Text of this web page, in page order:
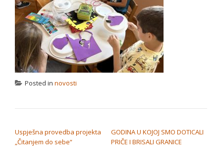
Posted in novosti
Uspješna provedba projekta
„Čitanjem do sebe“
GODINA U KOJOJ SMO DOTICALI
PRIČE I BRISALI GRANICE